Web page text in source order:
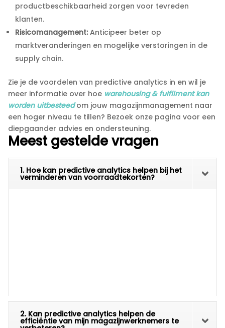
productbeschikbaarheid zorgen voor tevreden
klanten.​
Risicomanagement:Anticipeer beter op
marktveranderingen en mogelijke verstoringen in de
supply chain.​
Zie je de voordelen van predictive analytics in en wil je
meer informatie over hoe warehousing & fulfilment kan
worden uitbesteedom jouw magazijnmanagement naar
een hoger niveau te tillen? Bezoek onze pagina voor een
diepgaander advies en ondersteuning.​
Meest gestelde vragen
1. Hoe kan predictive analytics helpen bij het
verminderen van voorraadtekorten?
2. Kan predictive analytics helpen de
efficiëntie van mijn magazijnwerknemers te